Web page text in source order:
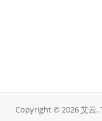
Copyright © 2026 艾云